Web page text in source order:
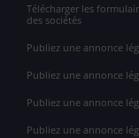
Télécharger les
des sociétés
Publiez une annonce
Publiez une annonce
Publiez une annonce
Publiez une annonce